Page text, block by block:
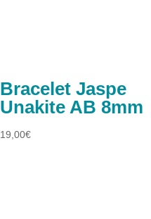
Bracelet Jaspe
Unakite AB 8mm
19,00€